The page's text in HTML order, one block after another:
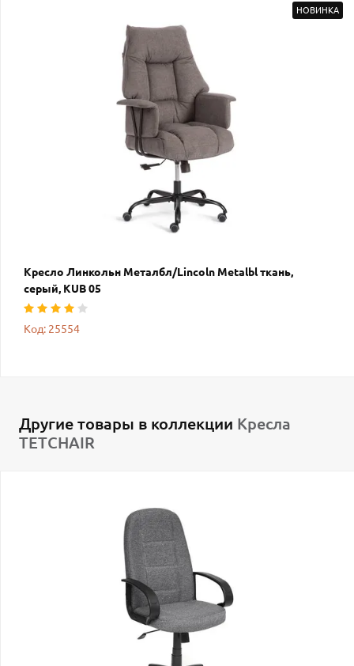
НОВИНКА
Кресло Линкольн Металбл/Lincoln Metalbl ткань,
серый, KUB 05
Код: 25554
Другие товары в коллекции Кресла
TETCHAIR